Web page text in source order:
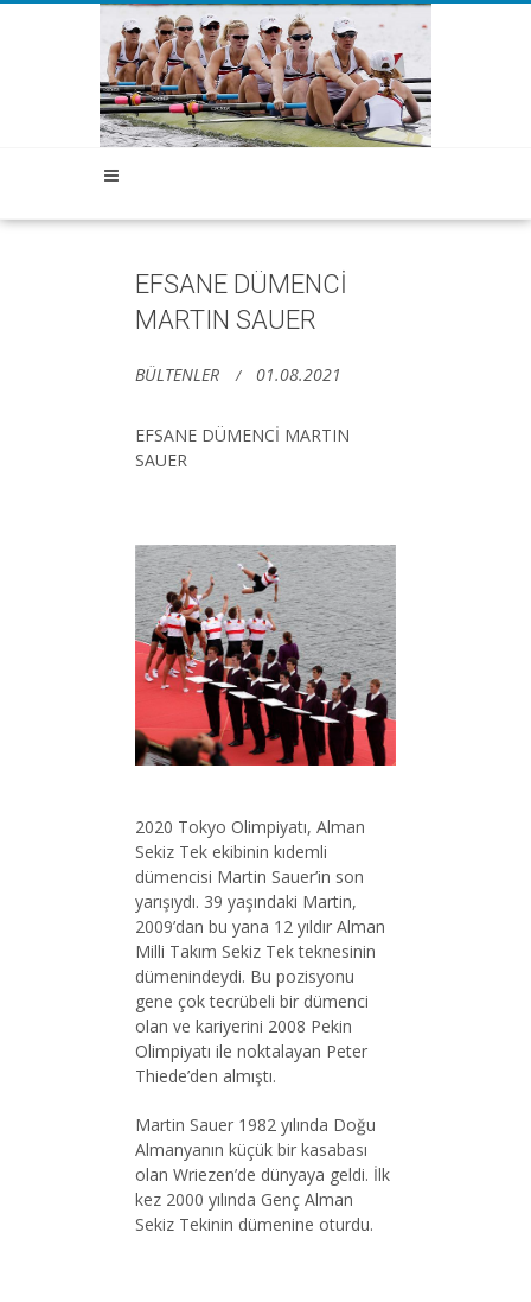
EFSANE DÜMENCİ
MARTIN SAUER
BÜLTENLER 01.08.2021
EFSANE DÜMENCİ MARTIN
SAUER
2020 Tokyo Olimpiyatı, Alman
Sekiz Tek ekibinin kıdemli
dümencisi Martin Sauer’in son
yarışıydı. 39 yaşındaki Martin,
2009’dan bu yana 12 yıldır Alman
Milli Takım Sekiz Tek teknesinin
dümenindeydi. Bu pozisyonu
gene çok tecrübeli bir dümenci
olan ve kariyerini 2008 Pekin
Olimpiyatı ile noktalayan Peter
Thiede’den almıştı.
Martin Sauer 1982 yılında Doğu
Almanyanın küçük bir kasabası
olan Wriezen’de dünyaya geldi. İlk
kez 2000 yılında Genç Alman
Sekiz Tekinin dümenine oturdu.